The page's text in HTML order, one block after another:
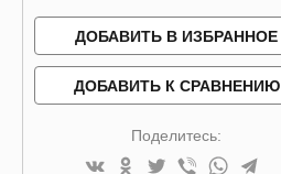
ДОБАВИТЬ В ИЗБРАННОЕ
ДОБАВИТЬ К СРАВНЕНИЮ
Поделитесь: